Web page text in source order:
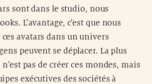
sont dans le studio, nous
L’avantage, c’est que nous
avatars dans un univers
peuvent se déplacer. La plus
pas de créer ces mondes, mais
exécutives des sociétés à